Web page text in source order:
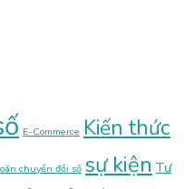
E-Commerce Kiến thức
chuyển đổi số sự kiện Tư